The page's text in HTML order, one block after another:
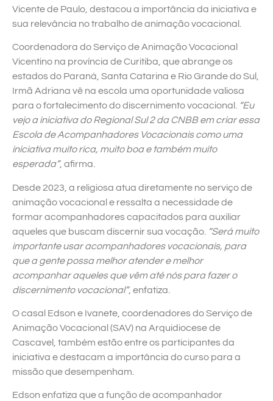
Vicente de Paulo, destacou a importância da iniciativa e
sua relevância no trabalho de animação vocacional.
Coordenadora do Serviço de Animação Vocacional
Vicentino na província de Curitiba, que abrange os
estados do Paraná, Santa Catarina e Rio Grande do Sul,
Irmã Adriana vê na escola uma oportunidade valiosa
para o fortalecimento do discernimento vocacional. “Eu
vejo a iniciativa do Regional Sul 2 da CNBB em criar essa
Escola de Acompanhadores Vocacionais como uma
iniciativa muito rica, muito boa e também muito
esperada”, afirma.
Desde 2023, a religiosa atua diretamente no serviço de
animação vocacional e ressalta a necessidade de
formar acompanhadores capacitados para auxiliar
aqueles que buscam discernir sua vocação. “Será muito
importante usar acompanhadores vocacionais, para
que a gente possa melhor atender e melhor
acompanhar aqueles que vêm até nós para fazer o
discernimento vocacional”, enfatiza.
O casal Edson e Ivanete, coordenadores do Serviço de
Animação Vocacional (SAV) na Arquidiocese de
Cascavel, também estão entre os participantes da
iniciativa e destacam a importância do curso para a
missão que desempenham.
Edson enfatiza que a função de acompanhador